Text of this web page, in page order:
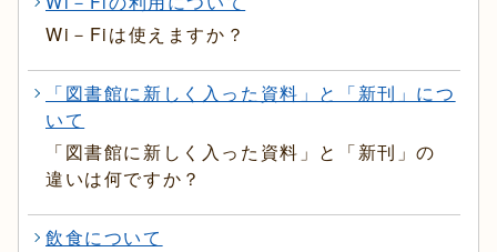
Wi－Fiは使えますか？
「図書館に新しく入った資料」と「新刊」につ
いて
「図書館に新しく入った資料」と「新刊」の
違いは何ですか？
飲食について